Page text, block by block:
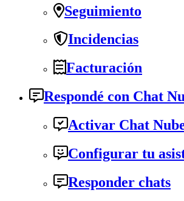
Seguimiento
Incidencias
Facturación
Respondé con Chat
Activar Chat
Configurar tu
Responder chats